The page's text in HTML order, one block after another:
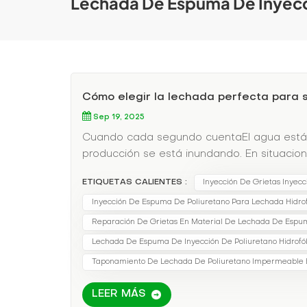
Cómo elegir la lechada perfecta para
Sep 19, 2025
Cuando cada segundo cuentaEl agua
producción se está inundando. En
un fracaso catastrófico.La necesidad de
lechadas de poliuretano oferta:tiempo de
emergenciaRelación de expansión de
subacuática capacidadResistencia a la
la integridad estructural, las lechadas
hormigónContracción cero durante el
inundación del sótano de un centro
ETIQUETAS CALIENTES : Inyección De Grietas
Inyección De Espuma De Poliuretano Para Lechada
Reparación De Grietas En Material De Lechada De
Lechada De Espuma De Inyección De Poliuretano
Taponamiento De Lechada De Poliuretano Impermeable
LEER MÁS